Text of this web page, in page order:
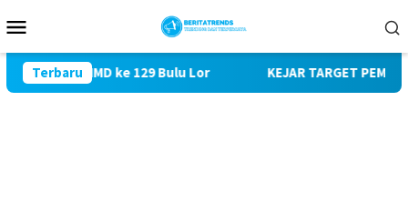
ke
Mobile
Terbaru
TMMD ke 129 Bulu Lor KEJAR TARGET